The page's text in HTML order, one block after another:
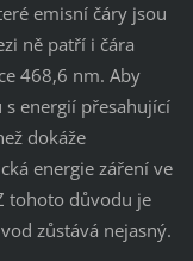
emisní čáry jsou
ně patří i čára
468,6 nm. Aby
energií přesahující
dokáže
energie záření ve
tohoto důvodu je
zůstává nejasný.